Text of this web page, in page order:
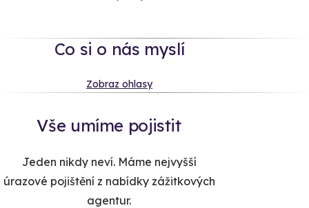
Co si o nás myslí
Zobraz ohlasy
Vše umíme pojistit
Jeden nikdy neví. Máme nejvyšší
úrazové pojištění z nabídky zážitkových
agentur.